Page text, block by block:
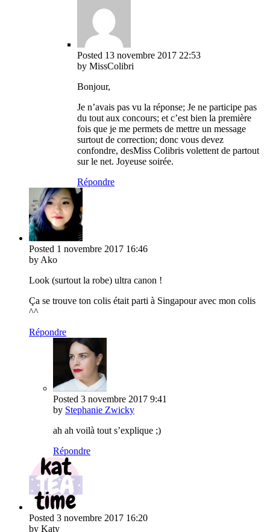
Posted 13 novembre 2017 22:53
by MissColibri
Bonjour,
Je n’avais pas vu la réponse; Je ne participe pas
du tout aux concours; et c’est bien la première
fois que je me permets de mettre un message
surtout de correction; donc vous devez
confondre, desMiss Colibris volettent de partout
sur le net. Joyeuse soirée.
Répondre
Posted 1 novembre 2017 16:46
by Ako
Look (surtout la robe) ultra canon !
Ça se trouve ton colis était parti à Singapour avec mon colis
^^
Répondre
Posted 3 novembre 2017 9:41
by Stephanie Zwicky
ah ah voilà tout s’explique ;)
Répondre
Posted 3 novembre 2017 16:20
by Katy